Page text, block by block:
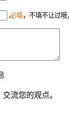
必填，不填不让过哦
流您的观点。